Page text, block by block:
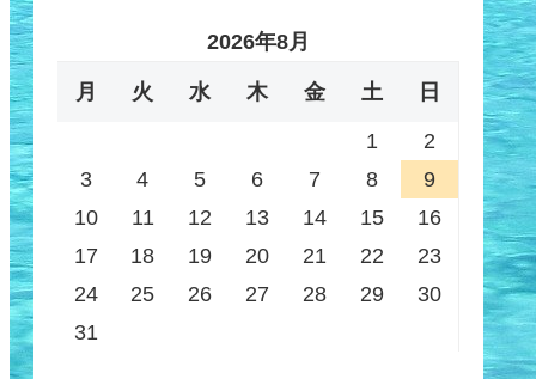
2026年8月
月 火 水 木 金 土 日
1
2
3
4 5 6 7 8
9
10
11 12 13 14 15
16
17
18 19 20 21 22
23
24
25 26 27 28 29
30
31